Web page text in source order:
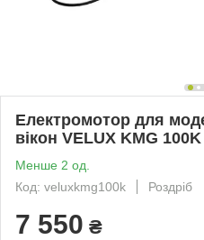
Електромотор для
вікон VELUX KMG 100K
Менше 2 од.
Код: veluxkmg100k
Роздріб
7 550 ₴